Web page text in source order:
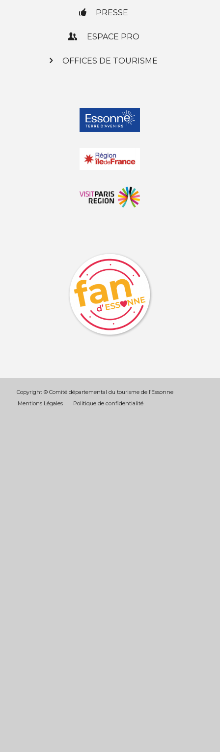
PRESSE
ESPACE PRO
OFFICES DE TOURISME
Copyright © Comité départemental du tourisme de l’Essonne
Mentions Légales
Politique de confidentialité